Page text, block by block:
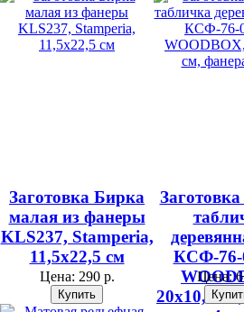
Заготовка Бирка
малая из фанеры
KLS237, Stamperia,
11,5х22,5 см
Цена: 290 р.
КСФ-76-
20х10,8
Цена: